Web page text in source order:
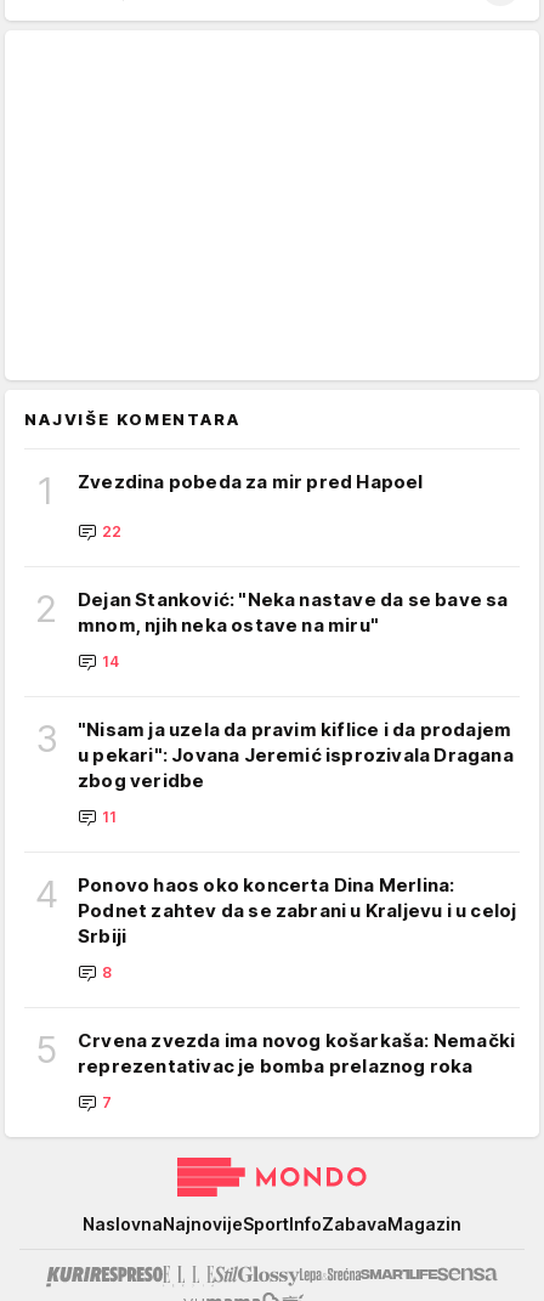
NAJVIŠE KOMENTARA
1 Zvezdina pobeda za mir pred Hapoel
22
2
Dejan Stanković: "Neka nastave da se bave sa
mnom, njih neka ostave na miru"
14
3
"Nisam ja uzela da pravim kiflice i da prodajem
u pekari": Jovana Jeremić isprozivala Dragana
zbog veridbe
11
4
Ponovo haos oko koncerta Dina Merlina:
Podnet zahtev da se zabrani u Kraljevu i u celoj
Srbiji
8
5
Crvena zvezda ima novog košarkaša: Nemački
reprezentativac je bomba prelaznog roka
7
NaslovnaNajnovijeSportInfoZabavaMagazin